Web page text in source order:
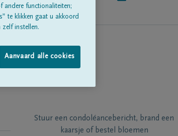
Stuur een condoléancebericht, brand een
kaarsje of bestel bloemen
andere functionaliteiten;
te klikken gaat u akkoord
instellen.
Aanvaard alle cookies